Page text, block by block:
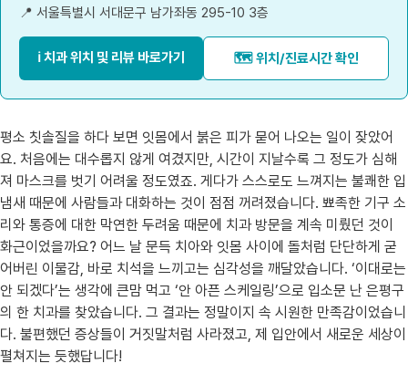
📍 서울특별시 서대문구 남가좌동 295-10 3층
ℹ️ 치과 위치 및 리뷰 바로가기 🗺️ 위치/진료시간 확인
평소 칫솔질을 하다 보면 잇몸에서 붉은 피가 묻어 나오는 일이 잦았어
요. 처음에는 대수롭지 않게 여겼지만, 시간이 지날수록 그 정도가 심해
져 마스크를 벗기 어려울 정도였죠. 게다가 스스로도 느껴지는 불쾌한 입
냄새 때문에 사람들과 대화하는 것이 점점 꺼려졌습니다. 뾰족한 기구 소
리와 통증에 대한 막연한 두려움 때문에 치과 방문을 계속 미뤘던 것이
화근이었을까요? 어느 날 문득 치아와 잇몸 사이에 돌처럼 단단하게 굳
어버린 이물감, 바로 치석을 느끼고는 심각성을 깨달았습니다. ‘이대로는
안 되겠다’는 생각에 큰맘 먹고 ‘안 아픈 스케일링’으로 입소문 난 은평구
의 한 치과를 찾았습니다. 그 결과는 정말이지 속 시원한 만족감이었습니
다. 불편했던 증상들이 거짓말처럼 사라졌고, 제 입안에서 새로운 세상이
펼쳐지는 듯했답니다!